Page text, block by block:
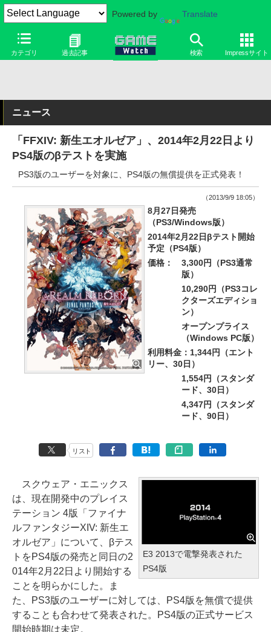
Powered by Translate
カテゴリ 過去記事 検索 Impressサイト
ニュース
「FFXIV: 新生エオルゼア」、2014年2月22日より
PS4版のβテストを実施
PS3版のユーザーを対象に、PS4版の無償提供を正式発表！
（2013/9/9 18:05）
8月27日発売
（PS3/Windows版）
2014年2月22日βテスト開始
予定（PS4版）
価格：
3,300円（PS3通常
版）
10,290円（PS3コレ
クターズエディショ
ン）
オープンプライス
（Windows PC版）
利用料金：1,344円（エント
リー、30日）
1,554円（スタンダ
ード、30日）
4,347円（スタンダ
ード、90日）
リスト
E3 2013で電撃発表された
PS4版
スクウェア・エニックス
は、現在開発中のプレイス
テーション 4版「ファイナ
ルファンタジーXIV: 新生エ
オルゼア」について、βテス
トをPS4版の発売と同日の2
014年2月22日より開始する
ことを明らかにした。ま
た、PS3版のユーザーに対しては、PS4版を無償で提供
することも合わせて発表された。PS4版の正式サービス
開始時期は未定。